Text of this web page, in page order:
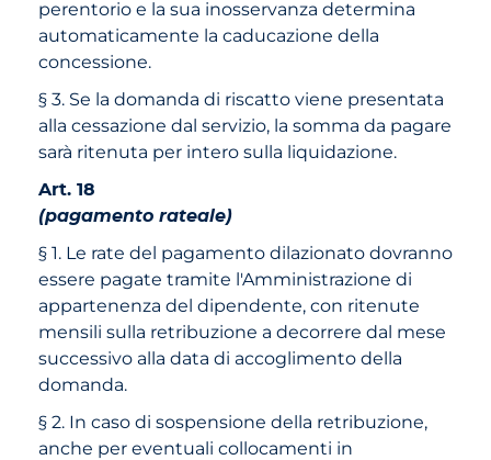
perentorio e la sua inosservanza determina
automaticamente la caducazione della
concessione.
§ 3. Se la domanda di riscatto viene presentata
alla cessazione dal servizio, la somma da pagare
sarà ritenuta per intero sulla liquidazione.
Art. 18
(pagamento rateale)
§ 1. Le rate del pagamento dilazionato dovranno
essere pagate tramite l'Amministrazione di
appartenenza del dipendente, con ritenute
mensili sulla retribuzione a decorrere dal mese
successivo alla data di accoglimento della
domanda.
§ 2. In caso di sospensione della retribuzione,
anche per eventuali collocamenti in